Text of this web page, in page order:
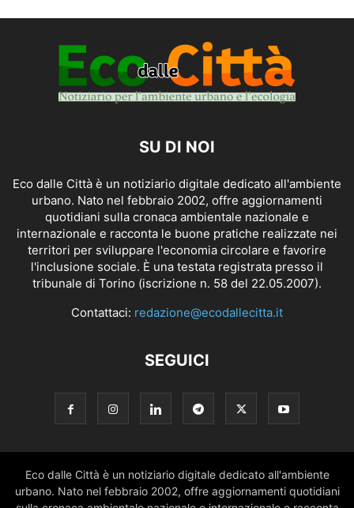
SU DI NOI
Eco dalle Città è un notiziario digitale dedicato all'ambiente
urbano. Nato nel febbraio 2002, offre aggiornamenti
quotidiani sulla cronaca ambientale nazionale e
internazionale e racconta le buone pratiche realizzate nei
territori per sviluppare l'economia circolare e favorire
l'inclusione sociale. È una testata registrata presso il
tribunale di Torino (iscrizione n. 58 del 22.05.2007).
Contattaci: redazione@ecodallecitta.it
SEGUICI
Eco dalle Città è un notiziario digitale dedicato all'ambiente
urbano. Nato nel febbraio 2002, offre aggiornamenti quotidiani